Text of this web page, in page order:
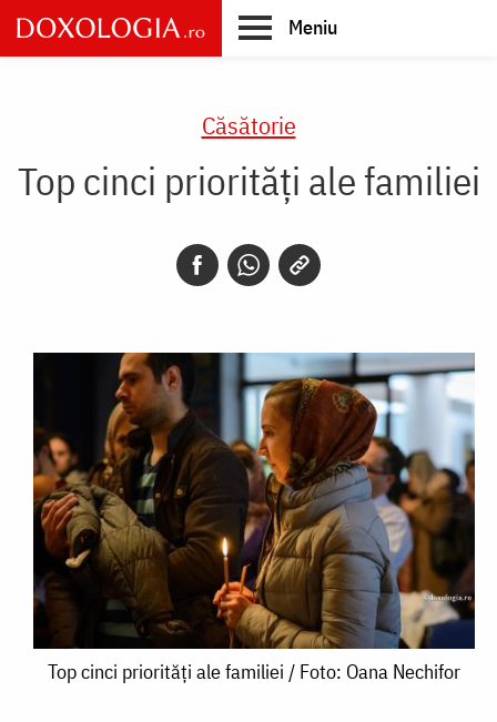
Skip
to
main
Meniu
Căsătorie
Top cinci priorități ale familiei
Top
Top cinci priorități ale familiei / Foto: Oana Nechifor